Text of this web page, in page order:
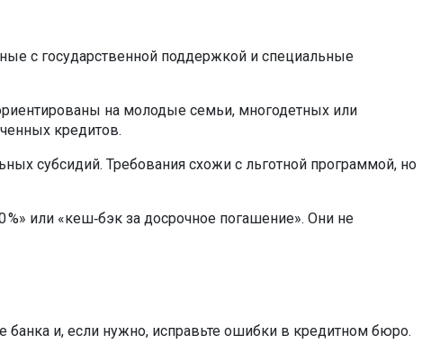
с государственной поддержкой и специальные
на молодые семьи, многодетных или
кредитов.
субсидий. Требования схожи с льготной программой, но
или «кеш‑бэк за досрочное погашение». Они не
и, если нужно, исправьте ошибки в кредитном бюро.